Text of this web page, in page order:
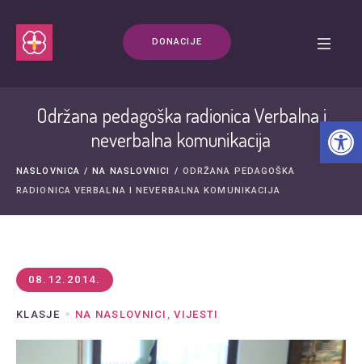
DONACIJE
Održana pedagoška radionica Verbalna i
neverbalna komunikacija
NASLOVNICA / NA NASLOVNICI / ODRŽANA PEDAGOŠKA
RADIONICA VERBALNA I NEVERBALNA KOMUNIKACIJA
08.12.2014.
KLASJE NA NASLOVNICI ,VIJESTI